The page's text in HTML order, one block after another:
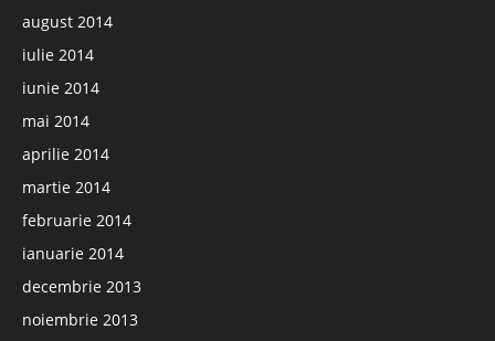
august 2014
iulie 2014
iunie 2014
mai 2014
aprilie 2014
martie 2014
februarie 2014
ianuarie 2014
decembrie 2013
noiembrie 2013